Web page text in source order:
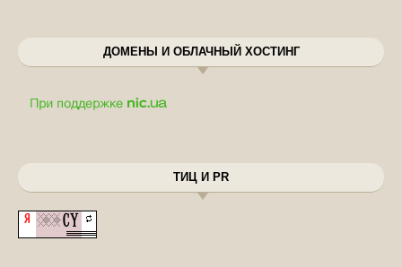
ДОМЕНЫ И ОБЛАЧНЫЙ ХОСТИНГ
ТИЦ И PR